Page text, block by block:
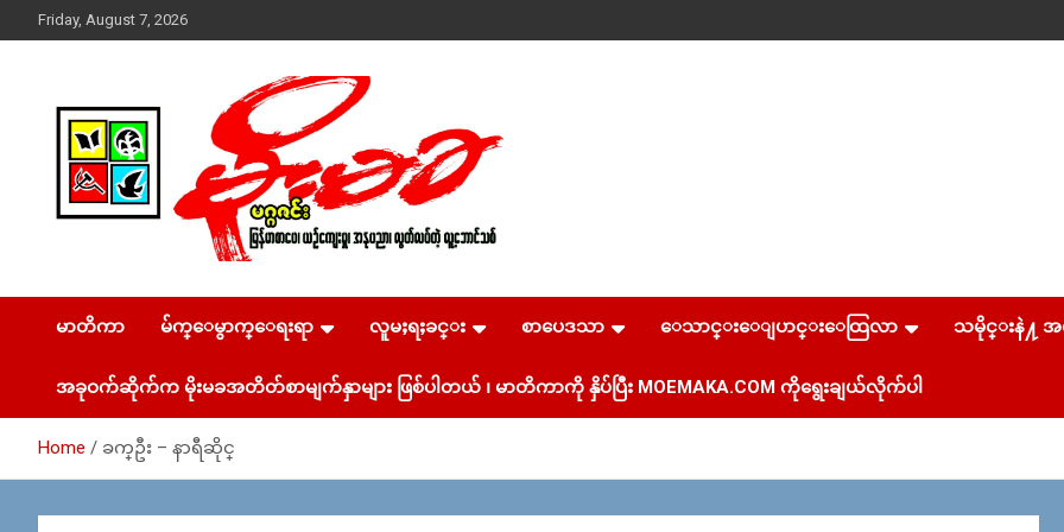
to
Friday, August 7, 2026
MoeMaKa Burmese
News & Media
ယ္ေရး – အမွတ္ ၂၅၄၊ ပထပ္၊ လမ္း ၄၀၊ ေက်ာက္တံတား၊ ရန္ကုန္။
(ဖုုံး – ၀၉ ၂၅၂ ၂၄၉ ၀၉၄ ၊ ၀၉ ၄၂၁ ၇၄၃ ၇၅၃ ၊ ၀၉ ၅၀၄ ၁၀ ၅၈)
ျဖန္႔ခ်ိေရး – ဆိပ္ကမ္းသာစာေပ – အမွတ္ ၁၃ / ၃၈ လမ္း။ ပ
လာဇာေစ်းသစ္ ။ ၀၉ ၇၈၆၈၃၇ ၃၀၅ / ၀၉ ၉၆၃၆၉၉၈၃၄
မာတိကာ မ်က္ေမွာက္ေရးရာ လူမႈရႈခင္း စာပေဒသာ ေသာင္းေျပာင္းေထြလာ သမိုင္းနဲ႔ အ
အခုဝက်ဆိုက်က မိုးမခအတိတ်စာမျက်နှာများ ဖြစ်ပါတယ် ၊ မာတိကာကို နှိပ်ပြီး MOEMAKA.COM ကိုရွေးချယ်လိုက်ပါ
Home ခက္ဦး – နာရီဆိုင္